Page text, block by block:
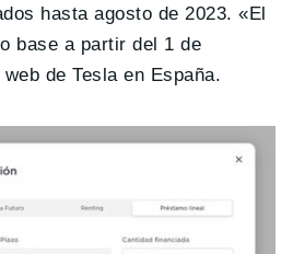
hasta agosto de 2023. «El
base a partir del 1 de
de Tesla en España.